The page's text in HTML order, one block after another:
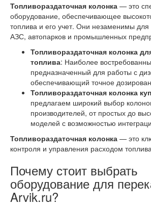
Топливораздаточная колонка — это
оборудование, обеспечивающее
топлива и его учет. Они незаменимы
АЗС, автопарков и промышленных
Топливораздаточная колонка
топлива: Наиболее
предназначенный для работы с
обеспечивающий точное
Топливораздаточная колонка
предлагаем широкий выбор
производителей, от простых до
моделей с возможностью
Топливораздаточная колонка — это
контроля и управления расходом
Почему стоит выбрать
оборудование для
Arvik.ru?